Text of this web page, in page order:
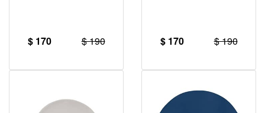
$ 170 $ 190 $ 170 $ 190